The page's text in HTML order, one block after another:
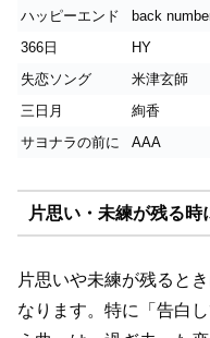
ハッピーエンド
back
366日
HY
失恋ソング
米津玄師
三日月
絢香
サヨナラの前に
AAA
片思い・未練が残る時
片思いや未練が残ると
なります。特に「告白